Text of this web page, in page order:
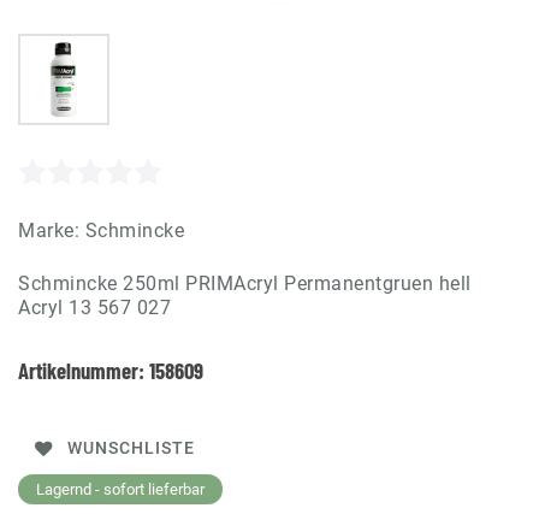
Marke: Schmincke
Schmincke 250ml PRIMAcryl Permanentgruen hell
Acryl 13 567 027
Artikelnummer: 158609
WUNSCHLISTE
Lagernd - sofort lieferbar